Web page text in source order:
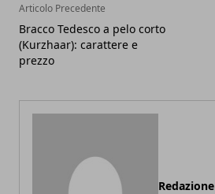
Articolo Precedente
Bracco Tedesco a pelo corto
(Kurzhaar): carattere e
prezzo
Redazione